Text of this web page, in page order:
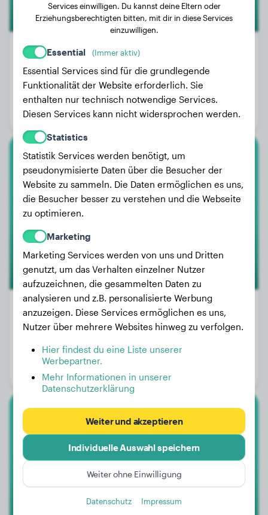
Gewicht:
Alter:
2 Jahre, 6 Monate
Geschlecht:
Rüde
Lagotto Romagnolo
Holly
Alter:
4 Jahre, 2 Monate
Geschlecht:
Labrador Retriever
Saxa
Services einwilligen. Du kannst deine Eltern oder
Erziehungsberechtigten bitten, mit dir in diese Services
einzuwilligen.
Essential (Immer aktiv)
Essential Services sind für die grundlegende
Funktionalität der Website erforderlich. Sie
enthalten nur technisch notwendige Services.
Diesen Services kann nicht widersprochen werden.
Statistics
Statistik Services werden benötigt, um
pseudonymisierte Daten über die Besucher der
Website zu sammeln. Die Daten ermöglichen es uns,
die Besucher besser zu verstehen und die Webseite
zu optimieren.
Marketing
Marketing Services werden von uns und Dritten
genutzt, um das Verhalten einzelner Nutzer
aufzuzeichnen, die gesammelten Daten zu
analysieren und z.B. personalisierte Werbung
anzuzeigen. Diese Services ermöglichen es uns,
Nutzer über mehrere Websites hinweg zu verfolgen.
Hier findest du eine Liste unserer
Werbepartner.
Mehr Informationen in unserer
Datenschutzerklärung
Weiter und akzeptieren
Individuelle Auswahl speichern
Weiter ohne Einwilligung
Datenschutz Impressum